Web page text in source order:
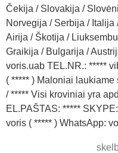
Čekija / Slovakija /
Norvegija / Serbija /
Airija / Škotija /
Graikija / Bulgarija /
voris.uab TEL.NR.: *****
( ***** ) Maloniai
/ ***** Visi kroviniai yra
EL.PAŠTAS: *****
voris ( ***** ) WhatsApp: